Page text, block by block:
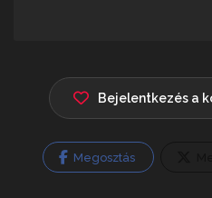
Bejelentkezés a
Megosztás